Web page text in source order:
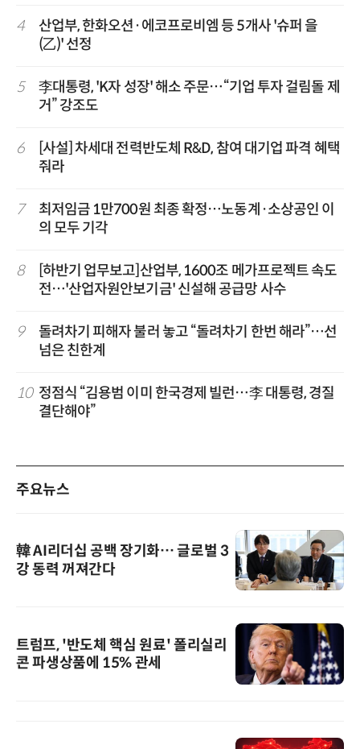
4
산업부, 한화오션·에코프로비엠 등 5개사 '슈퍼 을
(乙)' 선정
5
李대통령, 'K자 성장' 해소 주문…“기업 투자 걸림돌 제
거” 강조도
6
[사설] 차세대 전력반도체 R&D, 참여 대기업 파격 혜택
줘라
7
최저임금 1만700원 최종 확정…노동계·소상공인 이
의 모두 기각
8
[하반기 업무보고]산업부, 1600조 메가프로젝트 속도
전…'산업자원안보기금' 신설해 공급망 사수
9
돌려차기 피해자 불러 놓고 “돌려차기 한번 해라”…선
넘은 친한계
10 정점식 “김용범 이미 한국경제 빌런…李 대통령, 경질
결단해야”
주요뉴스
韓 AI리더십 공백 장기화… 글로벌 3
강 동력 꺼져간다
트럼프, '반도체 핵심 원료' 폴리실리
콘 파생상품에 15% 관세